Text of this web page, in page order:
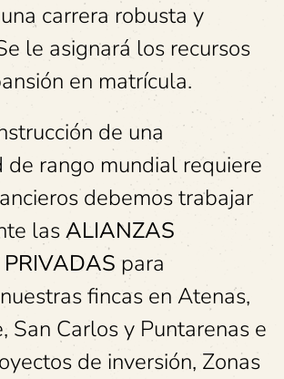
carrera robusta y
le asignará los recursos
en matrícula.
de una
de rango mundial requiere
debemos trabajar
lasALIANZAS
PRIVADAS para
fincas en Atenas,
San Carlos y Puntarenas e
de inversión, Zonas